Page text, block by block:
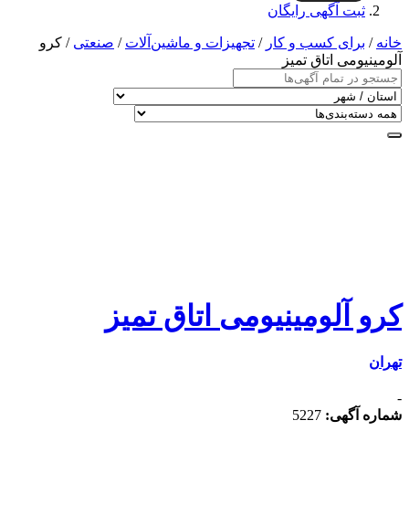
ثبت آگهی رایگان
خانه/ برای کسب و کار / تجهیزات و ماشین‌آلات/ صنعتی / کرو
آلومینیومی اتاق تمیز
کرو آلومینیومی اتاق تمیز
تهران
-
شماره آگهی: 5227